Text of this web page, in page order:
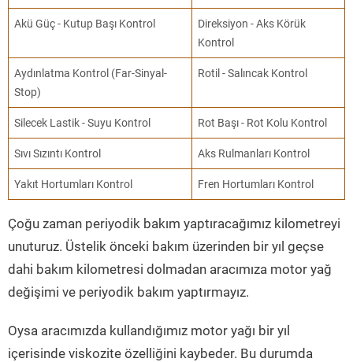
Akü Güç - Kutup Başı Kontrol
Direksiyon - Aks Körük
Kontrol
Aydınlatma Kontrol (Far-Sinyal-
Stop)
Rotil - Salıncak Kontrol
Silecek Lastik - Suyu Kontrol Rot Başı - Rot Kolu Kontrol
Sıvı Sızıntı Kontrol Aks Rulmanları Kontrol
Yakıt Hortumları Kontrol Fren Hortumları Kontrol
Çoğu zaman periyodik bakım yaptıracağımız kilometreyi
unuturuz. Üstelik önceki bakım üzerinden bir yıl geçse
dahi bakım kilometresi dolmadan aracımıza motor yağ
değişimi ve periyodik bakım yaptırmayız.
Oysa aracımızda kullandığımız motor yağı bir yıl
içerisinde viskozite özelliğini kaybeder. Bu durumda